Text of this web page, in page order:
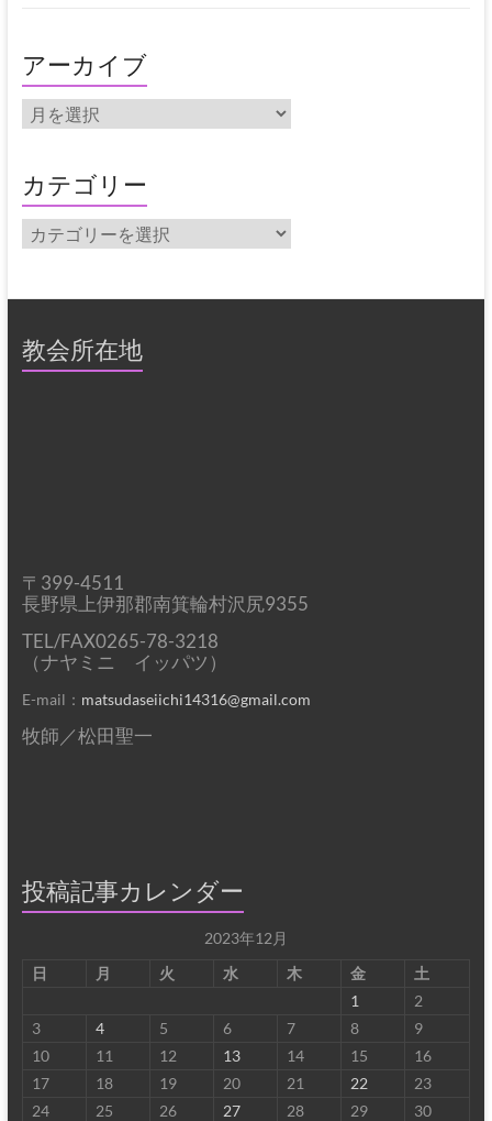
アーカイブ
ア
ー
イ
ブ
カテゴリー
カ
テ
教会所在地
〒399-4511
長野県上伊那郡南箕輪村沢尻9355
TEL/FAX0265-78-3218
（ナヤミニ イッパツ）
E-mail： matsudaseiichi14316@gmail.com
牧師／松田聖一
投稿記事カレンダー
2023年12月
日
月 火 水 木 金
土
1
2
3
4 5 6 7 8
9
10
11 12 13 14 15
16
17
18 19 20 21 22
23
24
25 26 27 28 29
30